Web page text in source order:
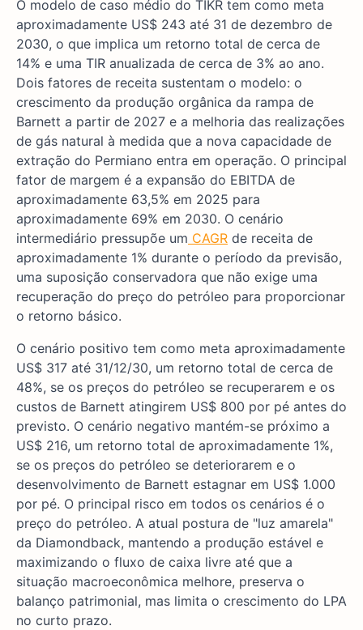
O modelo de caso médio do TIKR tem como meta
aproximadamente US$ 243 até 31 de dezembro de
2030, o que implica um retorno total de cerca de
14% e uma TIR anualizada de cerca de 3% ao ano.
Dois fatores de receita sustentam o modelo: o
crescimento da produção orgânica da rampa de
Barnett a partir de 2027 e a melhoria das realizações
de gás natural à medida que a nova capacidade de
extração do Permiano entra em operação. O principal
fator de margem é a expansão do EBITDA de
aproximadamente 63,5% em 2025 para
aproximadamente 69% em 2030. O cenário
intermediário pressupõe um CAGR de receita de
aproximadamente 1% durante o período da previsão,
uma suposição conservadora que não exige uma
recuperação do preço do petróleo para proporcionar
o retorno básico.
O cenário positivo tem como meta aproximadamente
US$ 317 até 31/12/30, um retorno total de cerca de
48%, se os preços do petróleo se recuperarem e os
custos de Barnett atingirem US$ 800 por pé antes do
previsto. O cenário negativo mantém-se próximo a
US$ 216, um retorno total de aproximadamente 1%,
se os preços do petróleo se deteriorarem e o
desenvolvimento de Barnett estagnar em US$ 1.000
por pé. O principal risco em todos os cenários é o
preço do petróleo. A atual postura de "luz amarela"
da Diamondback, mantendo a produção estável e
maximizando o fluxo de caixa livre até que a
situação macroeconômica melhore, preserva o
balanço patrimonial, mas limita o crescimento do LPA
no curto prazo.